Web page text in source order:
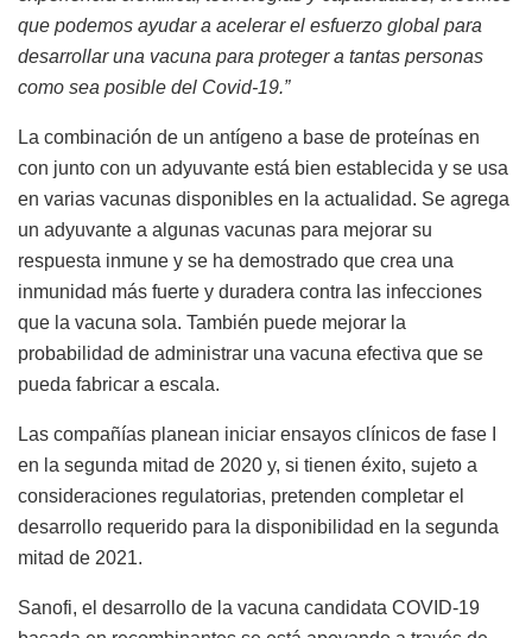
que podemos ayudar a acelerar el esfuerzo global para
desarrollar una vacuna para proteger a tantas personas
como sea posible del Covid-19.”
La combinación de un antígeno a base de proteínas en
con junto con un adyuvante está bien establecida y se usa
en varias vacunas disponibles en la actualidad. Se agrega
un adyuvante a algunas vacunas para mejorar su
respuesta inmune y se ha demostrado que crea una
inmunidad más fuerte y duradera contra las infecciones
que la vacuna sola. También puede mejorar la
probabilidad de administrar una vacuna efectiva que se
pueda fabricar a escala.
Las compañías planean iniciar ensayos clínicos de fase I
en la segunda mitad de 2020 y, si tienen éxito, sujeto a
consideraciones regulatorias, pretenden completar el
desarrollo requerido para la disponibilidad en la segunda
mitad de 2021.
Sanofi, el desarrollo de la vacuna candidata COVID-19